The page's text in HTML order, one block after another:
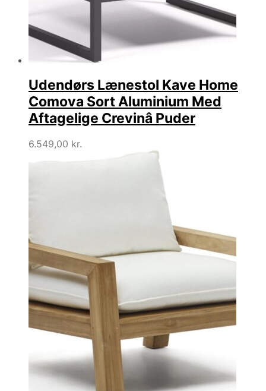
Udendørs Lænestol Kave Home
Comova Sort Aluminium Med
Aftagelige Crevinâ Puder
6.549,00 kr.